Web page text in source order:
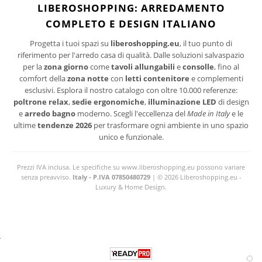
I suoi dati personali verranno trattati per le finalità connesse all'invio delle newsletter.
Per maggiori informazioni sul trattamento dei dati personali consultare la privacy policy
LIBEROSHOPPING: ARREDAMENTO
COMPLETO E DESIGN ITALIANO
Progetta i tuoi spazi su liberoshopping.eu, il tuo punto di
riferimento per l'arredo casa di qualità. Dalle soluzioni salvaspazio
per lazona giornocometavoli allungabili econsolle, fino al
comfort dellazona notte con letti contenitore e complementi
esclusivi. Esplora il nostro catalogo con oltre 10.000 referenze:
poltrone relax,sedie ergonomiche, illuminazione LED di design
earredo bagno moderno. Scegli l'eccellenza delMade in Italye le
ultimetendenze 2026 per trasformare ogni ambiente in uno spazio
unico e funzionale.
Prezzi IVA inclusa. Le specifiche su www.liberoshopping.eu possono variare
senza preavviso. Italy - P.IVA 07850480729| © 2026 Liberoshopping.eu -
Luxury & Home Design.